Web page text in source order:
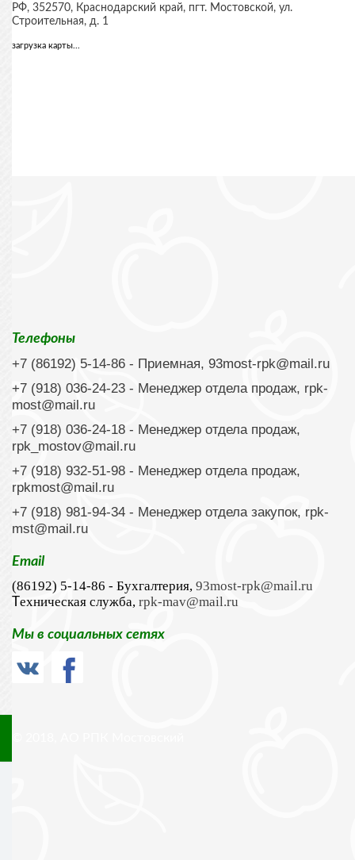
РФ, 352570, Краснодарский край, пгт. Мостовской, ул.
Строительная, д. 1
загрузка карты...
Телефоны
+7 (86192) 5-14-86 - Приемная, 93most-rpk@mail.ru
+7 (918) 036-24-23 - Менеджер отдела продаж, rpk-
most@mail.ru
+7 (918) 036-24-18 - Менеджер отдела продаж,
rpk_mostov@mail.ru
+7 (918) 932-51-98 - Менеджер отдела продаж,
rpkmost@mail.ru
+7 (918) 981-94-34 - Менеджер отдела закупок, rpk-
mst@mail.ru
Email
(86192) 5-14-86 - Бухгалтерия, 93most-rpk@mail.ru
Техническая служба, rpk-mav@mail.ru
Мы в социальных сетях